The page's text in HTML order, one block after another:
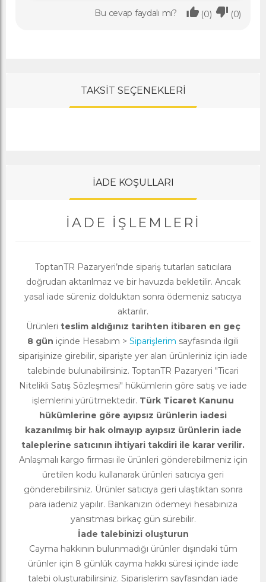
Bu cevap faydalı mı? (0) (0)
TAKSİT SEÇENEKLERİ
İADE KOŞULLARI
İADE İŞLEMLERI
ToptanTR Pazaryeri’nde sipariş tutarları satıcılara
doğrudan aktarılmaz ve bir havuzda bekletilir. Ancak
yasal iade süreniz dolduktan sonra ödemeniz satıcıya
aktarılır.
Ürünleri teslim aldığınız tarihten itibaren en geç
8 gün içinde Hesabım > Siparişlerim sayfasında ilgili
siparişinize girebilir, siparişte yer alan ürünleriniz için iade
talebinde bulunabilirsiniz. ToptanTR Pazaryeri "Ticari
Nitelikli Satış Sözleşmesi" hükümlerin göre satış ve iade
işlemlerini yürütmektedir. Türk Ticaret Kanunu
hükümlerine göre ayıpsız ürünlerin iadesi
kazanılmış bir hak olmayıp ayıpsız ürünlerin iade
taleplerine satıcının ihtiyari takdiri ile karar verilir.
Anlaşmalı kargo firması ile ürünleri gönderebilmeniz için
üretilen kodu kullanarak ürünleri satıcıya geri
gönderebilirsiniz. Ürünler satıcıya geri ulaştıktan sonra
para iadeniz yapılır. Bankanızın ödemeyi hesabınıza
yansıtması birkaç gün sürebilir.
İade talebinizi oluşturun
Cayma hakkının bulunmadığı ürünler dışındaki tüm
ürünler için 8 günlük cayma hakkı süresi içinde iade
talebi oluşturabilirsiniz. Siparişlerim sayfasından iade